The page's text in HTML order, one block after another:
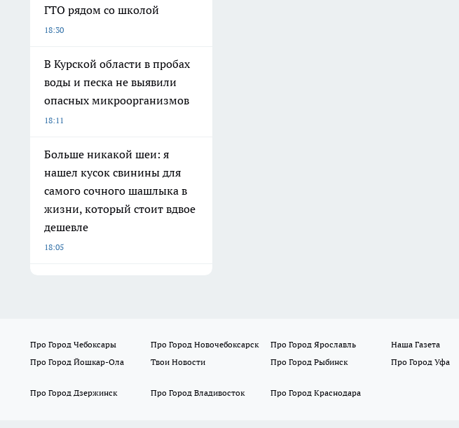
ГТО рядом со школой
18:30
В Курской области в пробах
воды и песка не выявили
опасных микроорганизмов
18:11
Больше никакой шеи: я
нашел кусок свинины для
самого сочного шашлыка в
жизни, который стоит вдвое
дешевле
18:05
Про Город Чебоксары Про Город Новочебоксарск Про Город Ярославль Наша Газета
Про Город Йошкар-Ола
Твои Новости Про Город Рыбинск Про Город Уфа
Про Город Дзержинск
Про Город Владивосток Про Город Краснодара